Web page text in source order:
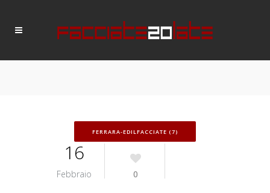
FERRARA-EDILFACCIATE (7)
16
Febbraio 0